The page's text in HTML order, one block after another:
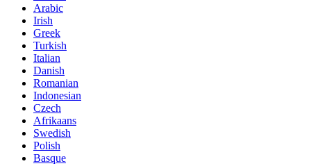
Arabic
Irish
Greek
Turkish
Italian
Danish
Romanian
Indonesian
Czech
Afrikaans
Swedish
Polish
Basque